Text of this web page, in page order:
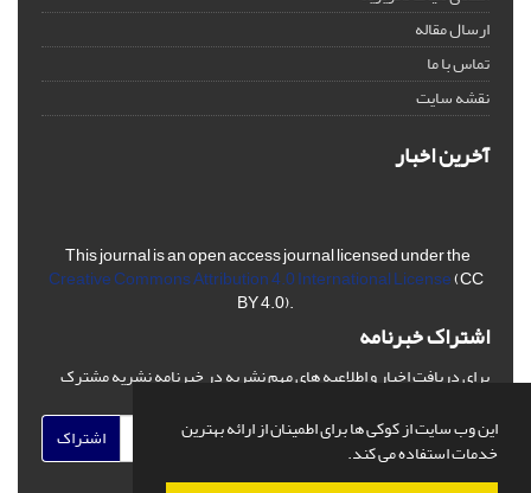
این وب سایت از کوکی ها برای اطمینان از ارائه بهترین
خدمات استفاده می کند.
ارسال مقاله
تماس با ما
نقشه سایت
آخرین اخبار
This journal is an open access journal licensed under the
Creative Commons Attribution 4.0 International License(CC
BY 4.0).
اشتراک خبرنامه
برای دریافت اخبار و اطلاعیه های مهم نشریه در خبرنامه نشریه مشترک
اشتراک